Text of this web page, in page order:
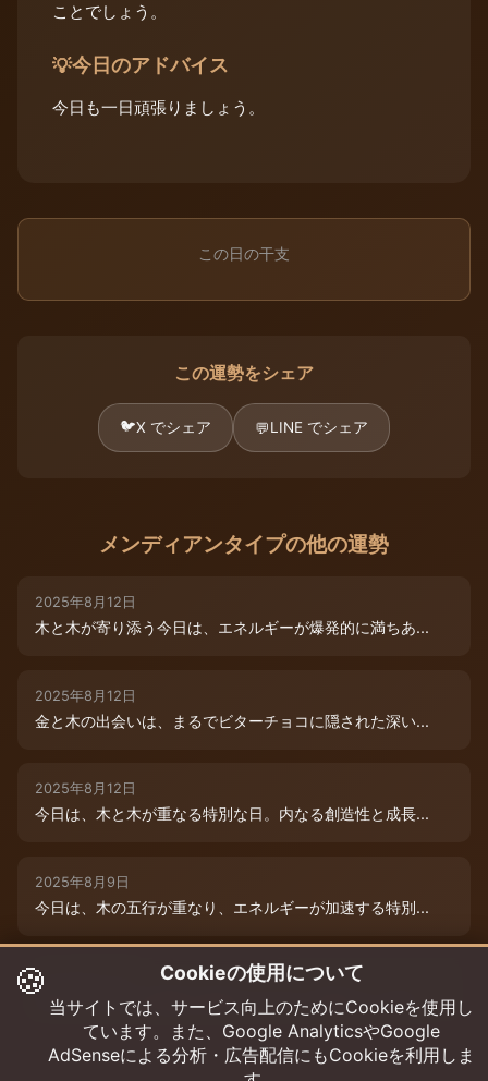
ことでしょう。
💡今日のアドバイス
今日も一日頑張りましょう。
この日の干支
この運勢をシェア
🐦X でシェア 💬LINE でシェア
メンディアンタイプの他の運勢
2025年8月12日
木と木が寄り添う今日は、エネルギーが爆発的に満ちあ...
2025年8月12日
金と木の出会いは、まるでビターチョコに隠された深い...
2025年8月12日
今日は、木と木が重なる特別な日。内なる創造性と成長...
2025年8月9日
今日は、木の五行が重なり、エネルギーが加速する特別...
2025年8月12日
本日は、金と木の微妙な相克エネルギーが流れています...
🍪 Cookieの使用について
当サイトでは、サービス向上のためにCookieを使用し
ています。また、Google AnalyticsやGoogle
AdSenseによる分析・広告配信にもCookieを利用しま